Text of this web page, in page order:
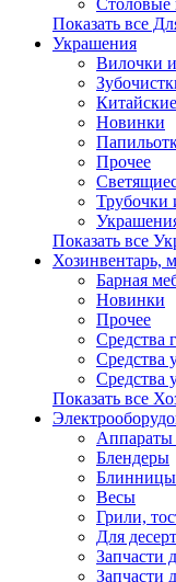
Столовые
Показать все
Украшения
Вилочки
Новинки
Прочее
Трубочки
Показать все
Хозинвентарь,
Барная
Новинки
Прочее
Средства
Средства
Средства
Показать все
Аппараты
Блендеры
Весы
Грили,
Для
Запчасти
Запчасти